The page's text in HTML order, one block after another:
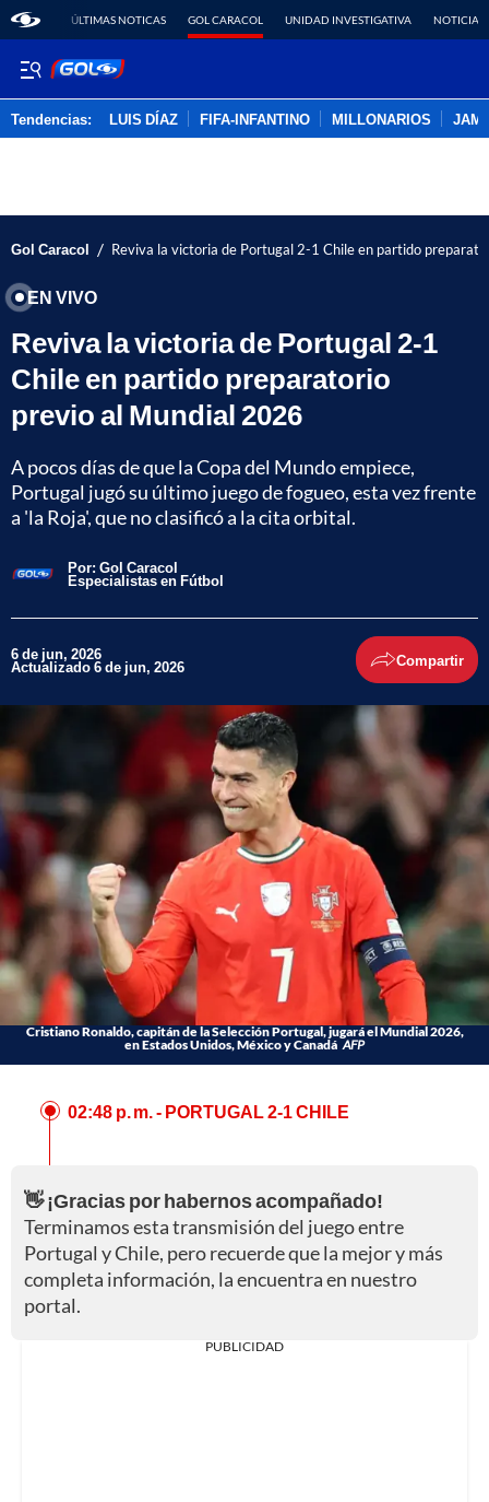
ÚLTIMAS NOTICAS GOL CARACOL UNIDAD INVESTIGATIVA NOTICIAS
Tendencias: LUIS DÍAZ FIFA-INFANTINO MILLONARIOS
Gol Caracol / Reviva la victoria de Portugal 2-1 Chile en partido
EN VIVO
Reviva la victoria de Portugal 2-1
Chile en partido preparatorio
previo al Mundial 2026
A pocos días de que la Copa del Mundo empiece,
Portugal jugó su último juego de fogueo, esta vez frente
a 'la Roja', que no clasificó a la cita orbital.
Por: Gol Caracol
Especialistas en Fútbol
6 de jun, 2026
Actualizado 6 de jun, 2026 Compartir
Cristiano Ronaldo, capitán de la Selección Portugal, jugará el Mundial 2026,
en Estados Unidos, México y Canadá AFP
02:48 p. m. - PORTUGAL 2-1 CHILE
👋 ¡Gracias por habernos acompañado!
Terminamos esta transmisión del juego entre
Portugal y Chile, pero recuerde que la mejor y más
completa información, la encuentra en nuestro
portal.
PUBLICIDAD